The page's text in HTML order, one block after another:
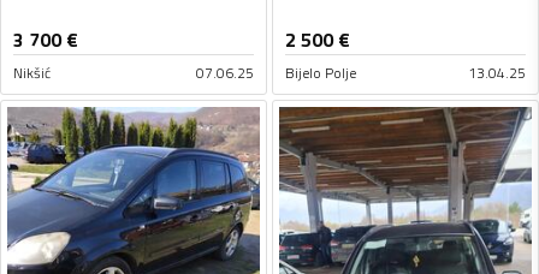
3 700€
Nikšić 07.06.25
2 500€
Bijelo Polje 13.04.25